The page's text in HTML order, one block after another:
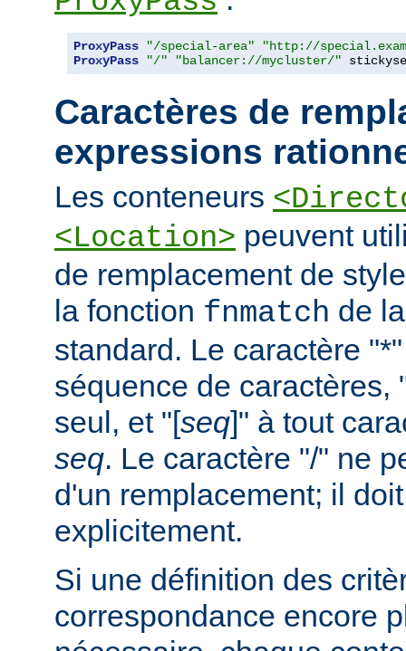
ProxyPass "/special-area"
"http://
ProxyPass
"/" "balancer://mycluster/"
Caractères de
expressions
Les conteneurs
<Location> peuvent
de remplacement de
la fonction fnmatch de
standard. Le caractère
séquence de caractères,
seul, et "[seq]" à tout
seq. Le caractère "/" ne
d'un remplacement; il
explicitement.
Si une définition des
correspondance encore